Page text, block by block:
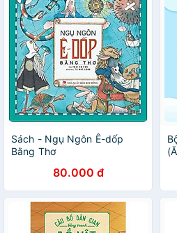
Sách - Ngụ Ngôn Ê-dốp
Bằng Thơ
80.000 đ